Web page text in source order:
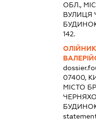
ОБЛ.,
ВУЛИЦЯ
142.
07400,
МІСТО